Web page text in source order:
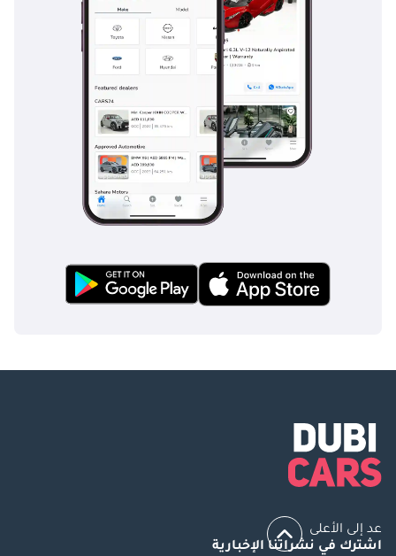
عد إلى الأعلى
اشترك في نشراتنا الإخبارية